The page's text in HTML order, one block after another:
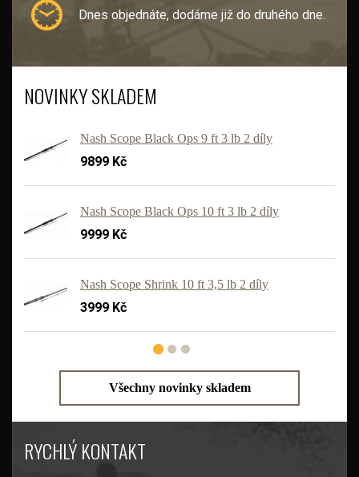
Dnes objednáte, dodáme již do druhého dne.
NOVINKY SKLADEM
Nash Scope Black Ops 9 ft 3 lb 2 díly
9899 Kč
Nash Scope Black Ops 10 ft 3 lb 2 díly
9999 Kč
Nash Scope Shrink 10 ft 3,5 lb 2 díly
3999 Kč
Všechny novinky skladem
RYCHLÝ KONTAKT